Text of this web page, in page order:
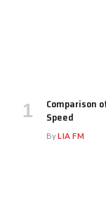
Comparison
Speed
ByLIA FM